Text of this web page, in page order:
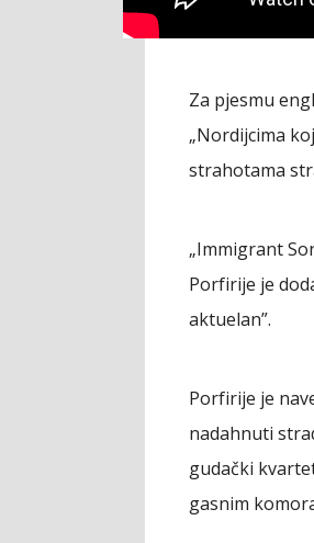
Za pjesmu
„Nordijcima
strahotama
„Immigrant
Porfirije je
aktuelan”.
Porfirije je
nadahnuti
gudački
gasnim